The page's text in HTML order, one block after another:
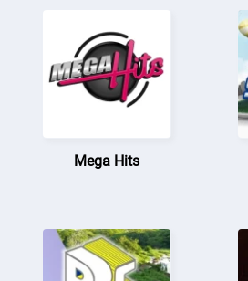
Mega Hits